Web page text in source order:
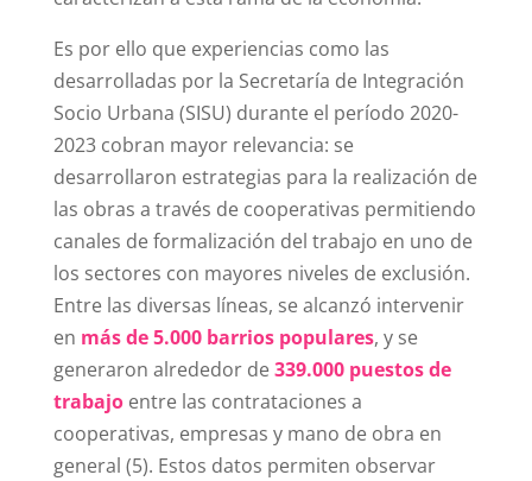
Es por ello que experiencias como las
desarrolladas por la Secretaría de Integración
Socio Urbana (SISU) durante el período 2020-
2023 cobran mayor relevancia: se
desarrollaron estrategias para la realización de
las obras a través de cooperativas permitiendo
canales de formalización del trabajo en uno de
los sectores con mayores niveles de exclusión.
Entre las diversas líneas, se alcanzó intervenir
en más de 5.000 barrios populares, y se
generaron alrededor de339.000 puestos de
trabajoentre las contrataciones a
cooperativas, empresas y mano de obra en
general (5). Estos datos permiten observar